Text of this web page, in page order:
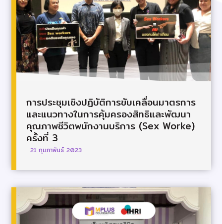
การประชุมเชิงปฏิบัติการขับเคลื่อนมาตรการ
และแนวทางในการคุ้มครองสิทธิและพัฒนา
คุณภาพชีวิตพนักงานบริการ (Sex Worke)
ครั้งที่ 3
21 กุมภาพันธ์ 2023